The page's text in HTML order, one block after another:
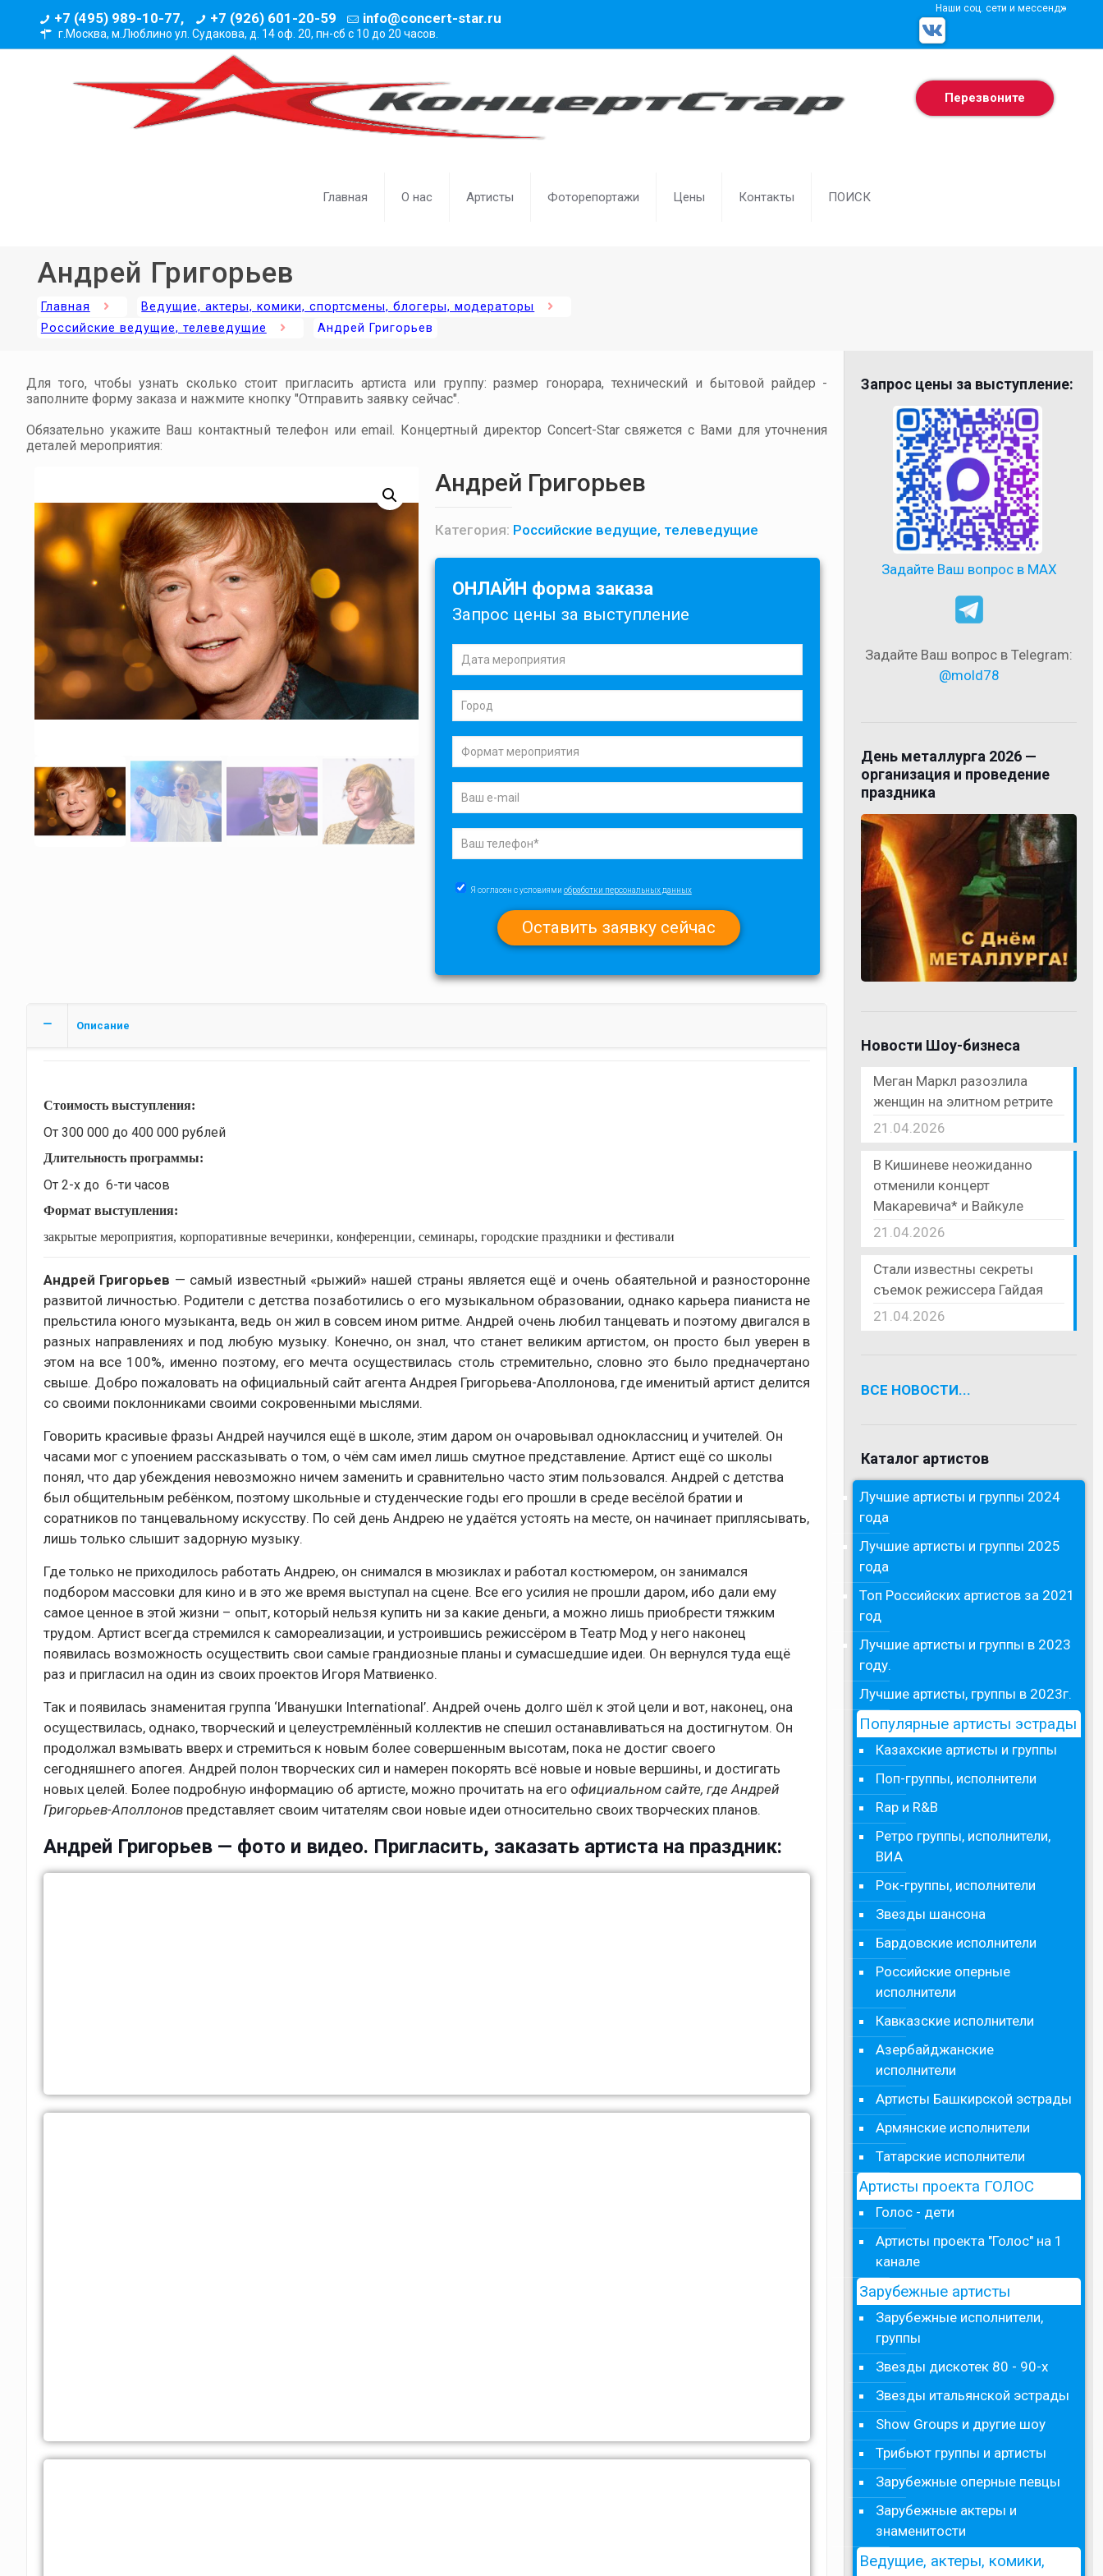
+7 (495) 989-10-77, +7 (926) 601-20-59 info@concert-star.ru
г.Москва, м.Люблино ул. Судакова, д. 14 оф. 20, пн-сб с 10 до 20 часов.
Наши соц. сети и мессенджеры
Главная О нас Артисты Фоторепортажи Цены Контакты ПОИСК
Перезвоните
Андрей Григорьев
Главная
Ведущие, актеры, комики, спортсмены, блогеры, модераторы
Российские ведущие, телеведущие
Андрей Григорьев
Для того, чтобы узнать сколько стоит пригласить артиста или группу: размер гонорара, технический и бытовой райдер -
заполните форму заказа и нажмите кнопку "Отправить заявку сейчас".
Обязательно укажите Ваш контактный телефон или email. Концертный директор Concert-Star свяжется с Вами для уточнения
деталей мероприятия:
Андрей Григорьев
Категория: Российские ведущие, телеведущие
ОНЛАЙН форма заказа
Запрос цены за выступление
Я согласен с условиями обработки персональных данных
Описание
Стоимость выступления:
От 300 000 до 400 000 рублей
Длительность программы:
От 2-х до 6-ти часов
Формат выступления:
закрытые мероприятия, корпоративные вечеринки, конференции, семинары, городские праздники и фестивали
Андрей Григорьев — самый известный «рыжий» нашей страны является ещё и очень обаятельной и разносторонне
развитой личностью. Родители с детства позаботились о его музыкальном образовании, однако карьера пианиста не
прельстила юного музыканта, ведь он жил в совсем ином ритме. Андрей очень любил танцевать и поэтому двигался в
разных направлениях и под любую музыку. Конечно, он знал, что станет великим артистом, он просто был уверен в
этом на все 100%, именно поэтому, его мечта осуществилась столь стремительно, словно это было предначертано
свыше. Добро пожаловать на официальный сайт агента Андрея Григорьева-Аполлонова, где именитый артист делится
со своими поклонниками своими сокровенными мыслями.
Говорить красивые фразы Андрей научился ещё в школе, этим даром он очаровывал одноклассниц и учителей. Он
часами мог с упоением рассказывать о том, о чём сам имел лишь смутное представление. Артист ещё со школы
понял, что дар убеждения невозможно ничем заменить и сравнительно часто этим пользовался. Андрей с детства
был общительным ребёнком, поэтому школьные и студенческие годы его прошли в среде весёлой братии и
соратников по танцевальному искусству. По сей день Андрею не удаётся устоять на месте, он начинает приплясывать,
лишь только слышит задорную музыку.
Где только не приходилось работать Андрею, он снимался в мюзиклах и работал костюмером, он занимался
подбором массовки для кино и в это же время выступал на сцене. Все его усилия не прошли даром, ибо дали ему
самое ценное в этой жизни – опыт, который нельзя купить ни за какие деньги, а можно лишь приобрести тяжким
трудом. Артист всегда стремился к самореализации, и устроившись режиссёром в Театр Мод у него наконец
появилась возможность осуществить свои самые грандиозные планы и сумасшедшие идеи. Он вернулся туда ещё
раз и пригласил на один из своих проектов Игоря Матвиенко.
Так и появилась знаменитая группа ‘Иванушки International’. Андрей очень долго шёл к этой цели и вот, наконец, она
осуществилась, однако, творческий и целеустремлённый коллектив не спешил останавливаться на достигнутом. Он
продолжал взмывать вверх и стремиться к новым более совершенным высотам, пока не достиг своего
сегодняшнего апогея. Андрей полон творческих сил и намерен покорять всё новые и новые вершины, и достигать
новых целей. Более подробную информацию об артисте, можно прочитать на его официальном сайте, где Андрей
Григорьев-Аполлоновпредставляет своим читателям свои новые идеи относительно своих творческих планов.
Андрей Григорьев — фото и видео. Пригласить, заказать артиста на праздник:
Запрос цены за выступление:
Задайте Ваш вопрос в MAX
Задайте Ваш вопрос в Telegram:
@mold78
День металлурга 2026 —
организация и проведение
праздника
Новости Шоу-бизнеса
Меган Маркл разозлила
женщин на элитном ретрите
21.04.2026
В Кишиневе неожиданно
отменили концерт
Макаревича* и Вайкуле
21.04.2026
Стали известны секреты
съемок режиссера Гайдая
21.04.2026
ВСЕ НОВОСТИ...
Каталог артистов
Лучшие артисты и группы 2024
года
Лучшие артисты и группы 2025
года
Топ Российских артистов за 2021
год
Лучшие артисты и группы в 2023
году.
Лучшие артисты, группы в 2023г.
Популярные артисты эстрады
Казахские артисты и группы
Поп-группы, исполнители
Rap и R&B
Ретро группы, исполнители,
ВИА
Рок-группы, исполнители
Звезды шансона
Бардовские исполнители
Российские оперные
исполнители
Кавказские исполнители
Азербайджанские
исполнители
Артисты Башкирской эстрады
Армянские исполнители
Татарские исполнители
Артисты проекта ГОЛОС
Голос - дети
Артисты проекта "Голос" на 1
канале
Зарубежные артисты
Зарубежные исполнители,
группы
Звезды дискотек 80 - 90-х
Звезды итальянской эстрады
Show Groups и другие шоу
Трибьют группы и артисты
Зарубежные оперные певцы
Зарубежные актеры и
знаменитости
Ведущие, актеры, комики,